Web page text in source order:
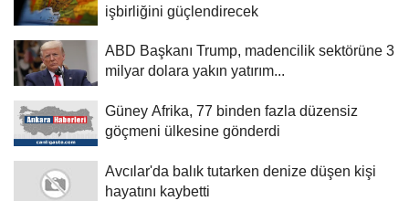
işbirliğini güçlendirecek
ABD Başkanı Trump, madencilik sektörüne 3
milyar dolara yakın yatırım...
Güney Afrika, 77 binden fazla düzensiz
göçmeni ülkesine gönderdi
Avcılar'da balık tutarken denize düşen kişi
hayatını kaybetti